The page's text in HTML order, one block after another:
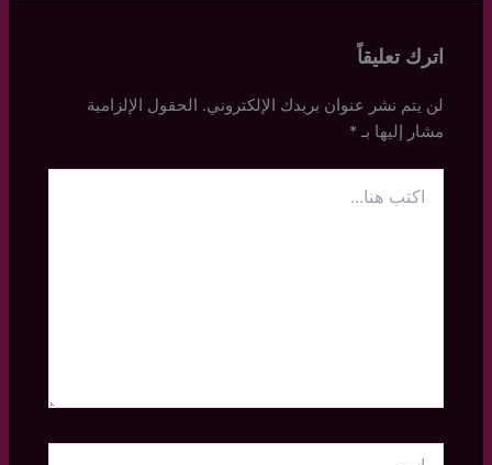
اترك تعليقاً
لن يتم نشر عنوان بريدك الإلكتروني. الحقول الإلزامية
مشار إليها بـ*
هنا...